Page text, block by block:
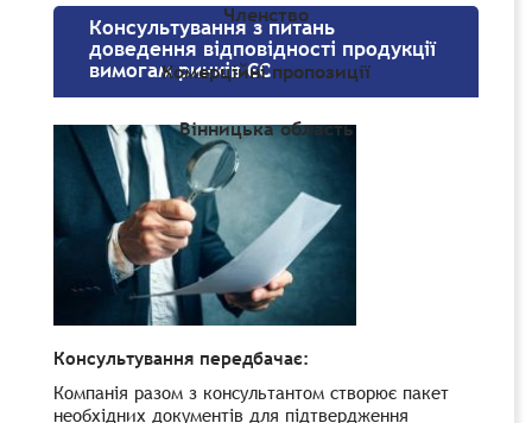
Членство
Комерційні пропозиції
Вінницька область
Консультування з питань
доведення відповідності продукції
вимогам ринків ЄС
Консультування передбачає:
Компанія разом з консультантом створює пакет
необхідних документів для підтвердження